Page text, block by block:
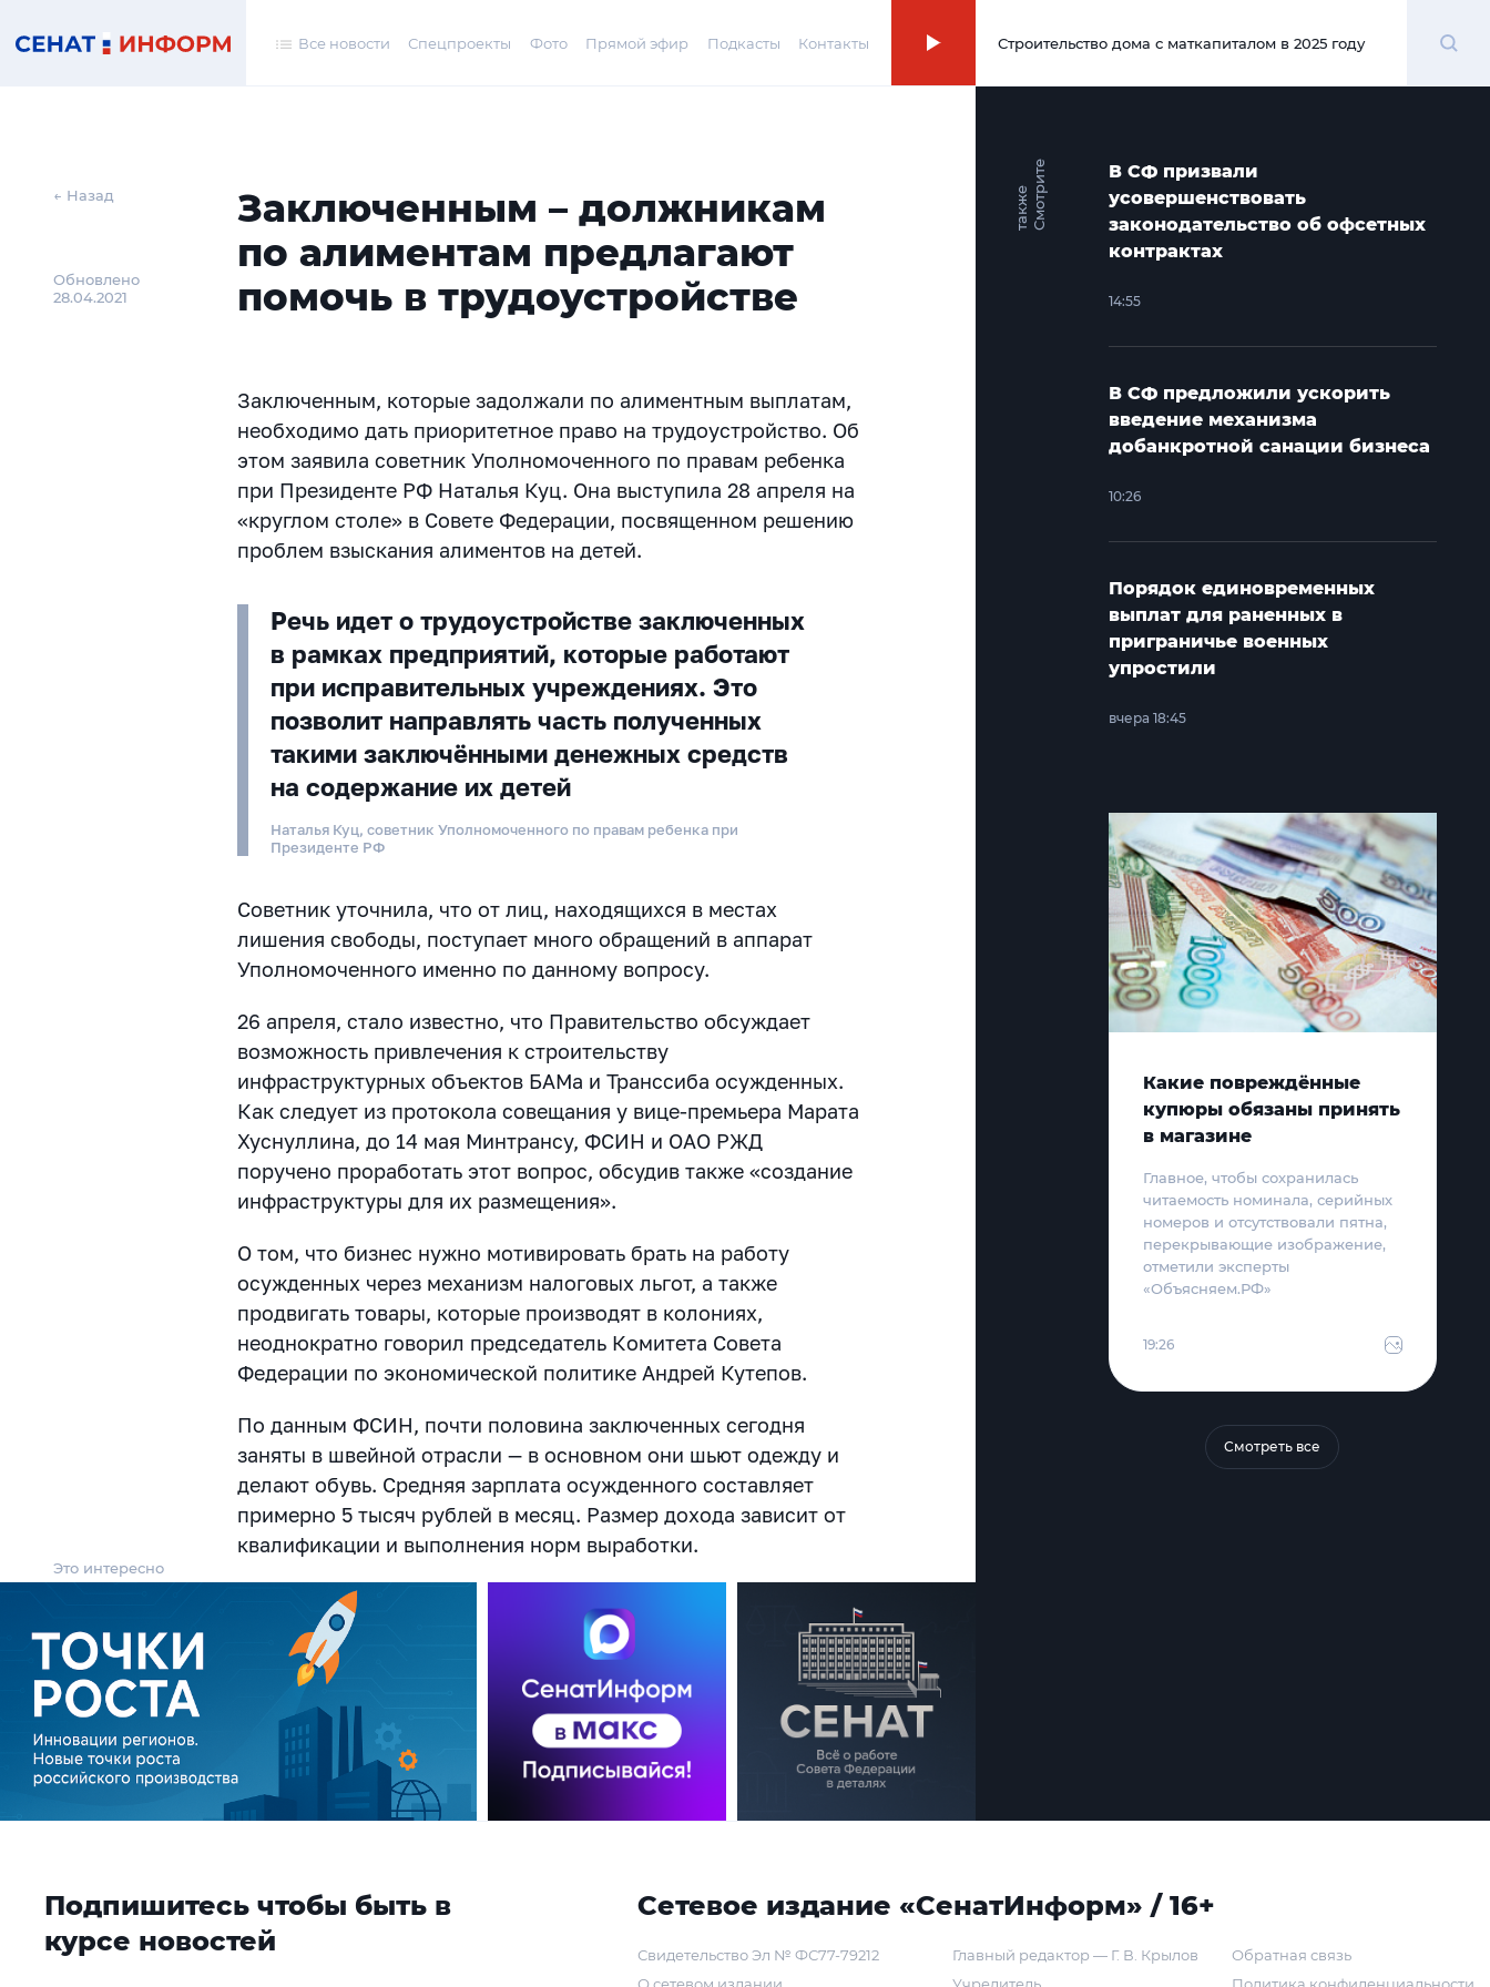
Все новости Спецпроекты Фото Прямой эфир Подкасты Контакты 00:00
Строительство дома с маткапиталом в 2025 году
← Назад
Обновлено
28.04.2021
Заключенным – должникам
по алиментам предлагают
помочь в трудоустройстве
Заключенным, которые задолжали по алиментным выплатам,
необходимо дать приоритетное право на трудоустройство. Об
этом заявила советник Уполномоченного по правам ребенка
при Президенте РФ Наталья Куц. Она выступила 28 апреля на
«круглом столе» в Совете Федерации, посвященном решению
проблем взыскания алиментов на детей.
Речь идет о трудоустройстве заключенных
в рамках предприятий, которые работают
при исправительных учреждениях. Это
позволит направлять часть полученных
такими заключёнными денежных средств
на содержание их детей
Наталья Куц, советник Уполномоченного по правам ребенка при
Президенте РФ
Советник уточнила, что от лиц, находящихся в местах
лишения свободы, поступает много обращений в аппарат
Уполномоченного именно по данному вопросу.
26 апреля, стало известно, что Правительство обсуждает
возможность привлечения к строительству
инфраструктурных объектов БАМа и Транссиба осужденных.
Как следует из протокола совещания у вице-премьера Марата
Хуснуллина, до 14 мая Минтрансу, ФСИН и ОАО РЖД
поручено проработать этот вопрос, обсудив также «создание
инфраструктуры для их размещения».
О том, что бизнес нужно мотивировать брать на работу
осужденных через механизм налоговых льгот, а также
продвигать товары, которые производят в колониях,
неоднократно говорил председатель Комитета Совета
Федерации по экономической политике Андрей Кутепов.
По данным ФСИН, почти половина заключенных сегодня
заняты в швейной отрасли — в основном они шьют одежду и
делают обувь. Средняя зарплата осужденного составляет
примерно 5 тысяч рублей в месяц. Размер дохода зависит от
квалификации и выполнения норм выработки.
Это интересно
С
м
о
т
р и
т
е
т
а
к
ж
е
В СФ призвали
усовершенствовать
законодательство об офсетных
контрактах
14:55
В СФ предложили ускорить
введение механизма
добанкротной санации бизнеса
10:26
Порядок единовременных
выплат для раненных в
приграничье военных
упростили
вчера 18:45
Какие повреждённые
купюры обязаны принять
в магазине
Главное, чтобы сохранилась
читаемость номинала, серийных
номеров и отсутствовали пятна,
перекрывающие изображение,
отметили эксперты
«Объясняем.РФ»
19:26
Смотреть все
Подпишитесь чтобы быть в
курсе новостей
Сетевое издание «СенатИнформ» / 16+
Свидетельство Эл № ФС77-79212
Главный редактор — Г. В. Крылов
Обратная связь